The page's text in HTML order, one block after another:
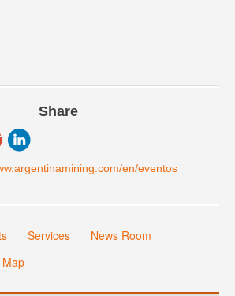
Share
en/eventos
Services
News Room